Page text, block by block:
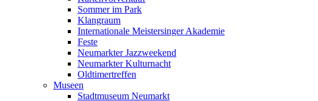
Sommer im Park
Klangraum
Internationale Meistersinger Akademie
Feste
Neumarkter Jazzweekend
Neumarkter Kulturnacht
Oldtimertreffen
Museen
Stadtmuseum Neumarkt